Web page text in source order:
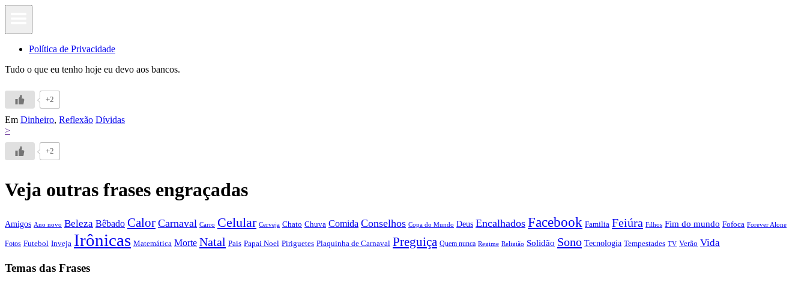
Política de Privacidade
Tudo o que eu tenho hoje eu devo aos bancos.
+2
Em Dinheiro, Reflexão Dívidas
>
+2
Veja outras frases engraçadas
Amigos Ano novo Beleza Bêbado Calor Carnaval Carro Celular Cerveja Chato Chuva Comida Conselhos Copa do Mundo Deus Encalhados Facebook Familia Feiúra Filhos Fim do mundo Fofoca Forever Alone
Fotos Futebol Inveja Irônicas Matemática Morte Natal Pais Papai Noel Piriguetes Plaquinha de Carnaval Preguiça Quem nunca Regime Religião Solidão Sono Tecnologia Tempestades TV Verão Vida
Temas das Frases